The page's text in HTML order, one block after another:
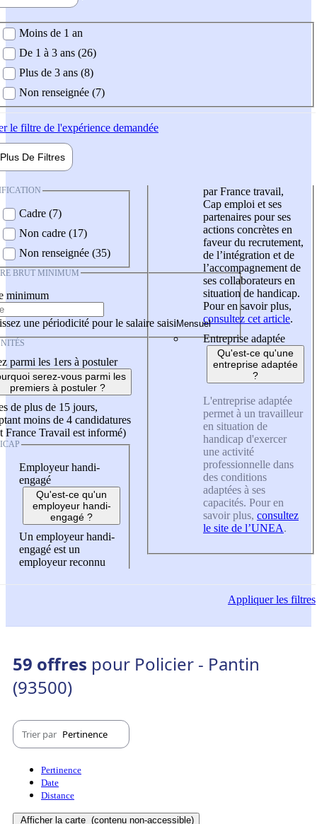
demandée
Moins de 1 an
De 1 à 3 ans (26)
Plus de 3 ans (8)
Non renseignée (7)
le filtre de l'expérience demandée
Plus De Filtres
Cadre (7)
Non cadre (17)
Non renseignée (35)
BRUT MINIMUM
minimum
une périodicité pour le salaire saisi
parmi les 1ers à postuler
serez-vous parmi les
premiers à postuler ?
de plus de 15 jours,
moins de 4 candidatures
France Travail est informé)
Employeur handi-
engagé
Qu'est-ce qu'un
employeur handi-
engagé ?
Un employeur handi-
engagé est un
employeur reconnu
par France travail,
Cap emploi et ses
partenaires pour ses
actions concrètes en
faveur du recrutement,
de l’intégration et de
l’accompagnement de
ses collaborateurs en
situation de handicap.
Pour en savoir plus,
consultez cet article.
Entreprise adaptée
Qu'est-ce qu'une
entreprise adaptée
?
L'entreprise adaptée
permet à un travailleur
en situation de
handicap d'exercer
une activité
professionnelle dans
des conditions
adaptées à ses
capacités. Pour en
savoir plus, consultez
le site de l’UNEA.
Appliquerles filtres
59 offres pour Policier - Pantin
(93500)
Trier par Pertinence
Pertinence
Date
Distance
Afficher la carte (contenu non-accessible)